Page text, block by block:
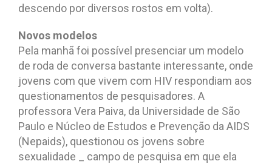
descendo por diversos rostos em volta).
Novos modelos
Pela manhã foi possível presenciar um modelo
de roda de conversa bastante interessante, onde
jovens com que vivem com HIV respondiam aos
questionamentos de pesquisadores. A
professora Vera Paiva, da Universidade de São
Paulo e Núcleo de Estudos e Prevenção da AIDS
(Nepaids), questionou os jovens sobre
sexualidade _ campo de pesquisa em que ela